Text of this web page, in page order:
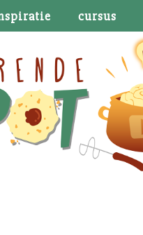
cursus